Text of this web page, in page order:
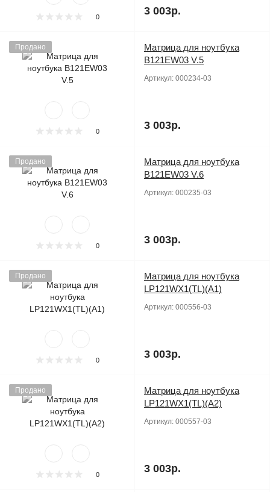
0 3 003р.
Продано
0
Матрица для ноутбука
B121EW03 V.5
Артикул: 000234-03
3 003р.
Продано
0
Матрица для ноутбука
B121EW03 V.6
Артикул: 000235-03
3 003р.
Продано
0
Матрица для ноутбука
LP121WX1(TL)(A1)
Артикул: 000556-03
3 003р.
Продано
0
Матрица для ноутбука
LP121WX1(TL)(A2)
Артикул: 000557-03
3 003р.